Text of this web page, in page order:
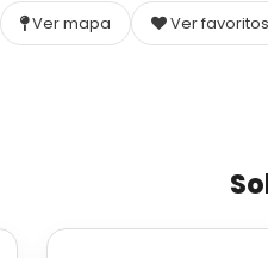
Ver mapa Ver favoritos